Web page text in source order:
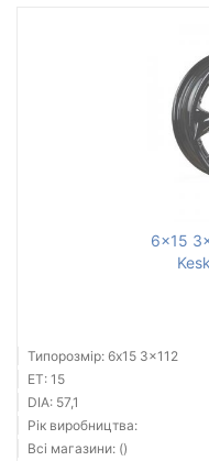
6x15
Типорозмір: 6x15 3x112
ET: 15
DIA: 57,1
Рік виробництва:
Всі магазини: ()